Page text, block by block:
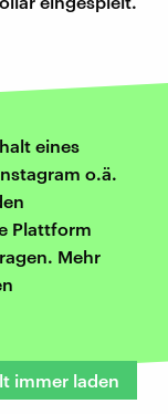
eines
o.ä.
Plattform
Mehr
immer laden